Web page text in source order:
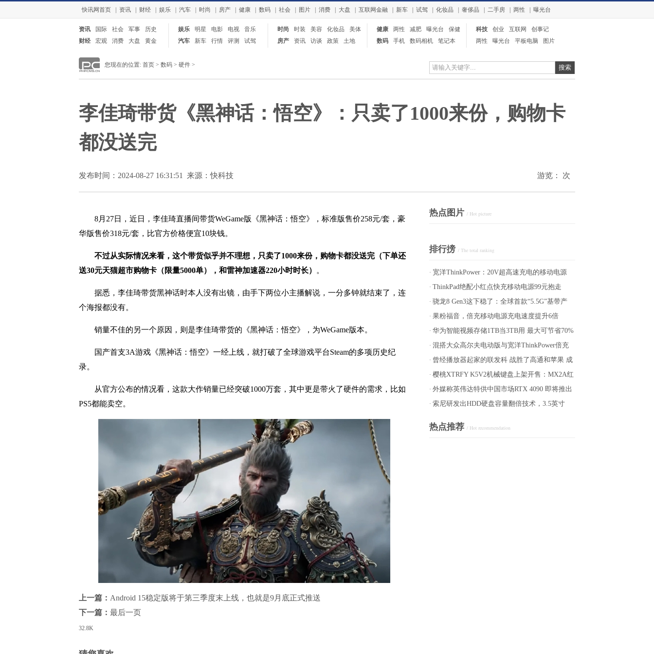
快讯网首页 资讯 财经 娱乐 汽车 时尚 房产 健康 数码 社会 图片 消费 大盘 互联网金融 新车 试驾 化妆品 奢侈品 二手房 两性 曝光台
资讯 国际 社会 军事
历史
财经
宏观 消费 大盘 黄金
娱乐 明星 电影 电视
音乐
汽车
新车 行情 评测 试驾
时尚 时装 美容 化妆品
美体
房产
资讯 访谈 政策 土地
健康 两性 减肥 曝光台
保健
数码
手机 数码相机
笔记本
科技 创业 互联网
创事记
电信
两性 曝光台 平板电脑
图片
您现在的位置: 首页> 数码> 硬件>
李佳琦带货《黑神话：悟空》：只卖了1000来份，购物卡
都没送完
发布时间：2024-08-27 16:31:51 来源：快科技 游览： 次
8月27日，近日，李佳琦直播间带货WeGame版《黑神话：悟空》，标准版售价258元/套，豪
华版售价318元/套，比官方价格便宜10块钱。
不过从实际情况来看，这个带货似乎并不理想，只卖了1000来份，购物卡都没送完（下单还
送30元天猫超市购物卡（限量5000单），和雷神加速器220小时时长）
。
据悉，李佳琦带货黑神话时本人没有出镜，由手下两位小主播解说，一分多钟就结束了，连
个海报都没有。
销量不佳的另一个原因，则是李佳琦带货的《黑神话：悟空》，为WeGame版本。
国产首支3A游戏《黑神话：悟空》一经上线，就打破了全球游戏平台Steam的多项历史纪
录。
从官方公布的情况看，这款大作销量已经突破1000万套，其中更是带火了硬件的需求，比如
PS5都能卖空。
上一篇： Android 15稳定版将于第三季度末上线，也就是9月底正式推送
下一篇： 最后一页
32.8K
热点图片 / Hot picture
排行搒 / The total ranking
· 宽洋ThinkPower：20V超高速充电的移动电源
· ThinkPad绝配小红点快充移动电源99元抱走
· 骁龙8 Gen3这下稳了：全球首款“5.5G”基带产
品，不仅仅用于手机
· 果粉福音，倍充移动电源充电速度提升6倍
· 华为智能视频存储1TB当3TB用 最大可节省70%
的存储空间
· 混搭大众高尔夫电动版与宽洋ThinkPower倍充
移动电源
· 曾经播放器起家的联发科 战胜了高通和苹果 成
为手端SoC性能的王者
· 樱桃XTRFY K5V2机械键盘上架开售：MX2A红
轴和五面热升华PBT键帽，带有RGB背光
· 外媒称英伟达特供中国市场RTX 4090 即将推出
符合规定的版本
· 索尼研发出HDD硬盘容量翻倍技术，3.5英寸
热点推荐 / Hot recommendation